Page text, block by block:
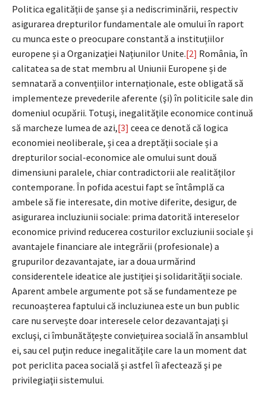
Politica egalității de șanse și a nediscriminării, respectiv
asigurarea drepturilor fundamentale ale omului în raport
cu munca este o preocupare constantă a instituțiilor
europene și a Organizaţiei Națiunilor Unite.[2] România, în
calitatea sa de stat membru al Uniunii Europene și de
semnatară a convențiilor internaționale, este obligată să
implementeze prevederile aferente (şi) în politicile sale din
domeniul ocupării. Totuşi, inegalităţile economice continuă
să marcheze lumea de azi,[3] ceea ce denotă că logica
economiei neoliberale, și cea a dreptății sociale și a
drepturilor social-economice ale omului sunt două
dimensiuni paralele, chiar contradictorii ale realităților
contemporane. În pofida acestui fapt se întâmplă ca
ambele să fie interesate, din motive diferite, desigur, de
asigurarea incluziunii sociale: prima datorită intereselor
economice privind reducerea costurilor excluziunii sociale și
avantajele financiare ale integrării (profesionale) a
grupurilor dezavantajate, iar a doua urmărind
considerentele ideatice ale justiţiei şi solidarităţii sociale.
Aparent ambele argumente pot să se fundamenteze pe
recunoașterea faptului că incluziunea este un bun public
care nu servește doar interesele celor dezavantajaţi şi
excluşi, ci îmbunătățește conviețuirea socială în ansamblul
ei, sau cel puţin reduce inegalităţile care la un moment dat
pot periclita pacea socială şi astfel îi afectează şi pe
privilegiaţii sistemului.